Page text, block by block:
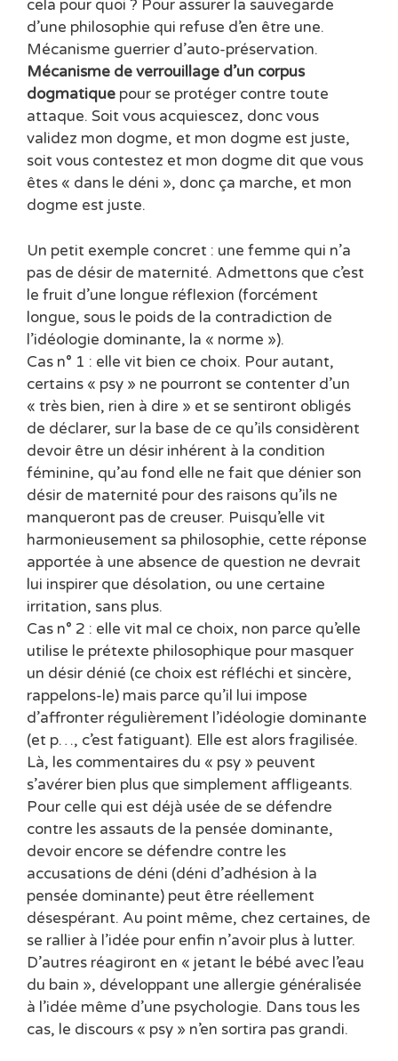
cela pour quoi ? Pour assurer la sauvegarde
d’une philosophie qui refuse d’en être une.
Mécanisme guerrier d’auto-préservation.
Mécanisme de verrouillage d’un corpus
dogmatique pour se protéger contre toute
attaque. Soit vous acquiescez, donc vous
validez mon dogme, et mon dogme est juste,
soit vous contestez et mon dogme dit que vous
êtes « dans le déni », donc ça marche, et mon
dogme est juste.
Un petit exemple concret : une femme qui n’a
pas de désir de maternité. Admettons que c’est
le fruit d’une longue réflexion (forcément
longue, sous le poids de la contradiction de
l’idéologie dominante, la « norme »).
Cas n° 1 : elle vit bien ce choix. Pour autant,
certains « psy » ne pourront se contenter d’un
« très bien, rien à dire » et se sentiront obligés
de déclarer, sur la base de ce qu’ils considèrent
devoir être un désir inhérent à la condition
féminine, qu’au fond elle ne fait que dénier son
désir de maternité pour des raisons qu’ils ne
manqueront pas de creuser. Puisqu’elle vit
harmonieusement sa philosophie, cette réponse
apportée à une absence de question ne devrait
lui inspirer que désolation, ou une certaine
irritation, sans plus.
Cas n° 2 : elle vit mal ce choix, non parce qu’elle
utilise le prétexte philosophique pour masquer
un désir dénié (ce choix est réfléchi et sincère,
rappelons-le) mais parce qu’il lui impose
d’affronter régulièrement l’idéologie dominante
(et p…, c’est fatiguant). Elle est alors fragilisée.
Là, les commentaires du « psy » peuvent
s’avérer bien plus que simplement affligeants.
Pour celle qui est déjà usée de se défendre
contre les assauts de la pensée dominante,
devoir encore se défendre contre les
accusations de déni (déni d’adhésion à la
pensée dominante) peut être réellement
désespérant. Au point même, chez certaines, de
se rallier à l’idée pour enfin n’avoir plus à lutter.
D’autres réagiront en « jetant le bébé avec l’eau
du bain », développant une allergie généralisée
à l’idée même d’une psychologie. Dans tous les
cas, le discours « psy » n’en sortira pas grandi.